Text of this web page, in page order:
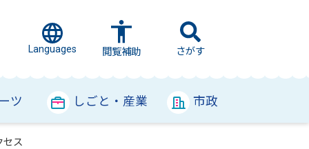
Languages 閲覧補助 さがす
ツ しごと・産業 市政
セス